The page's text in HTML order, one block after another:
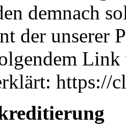
demnach
der unserer
Link
https://